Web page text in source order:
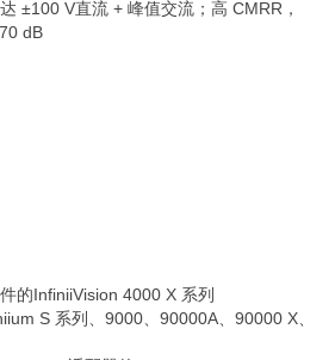
±100 V直流 + 峰值交流；高 CMRR，
dB
的InfiniiVision 4000 X 系列
S 系列、9000、90000A、90000 X、